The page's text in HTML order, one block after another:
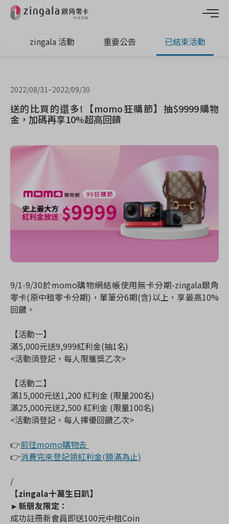
zingala 活動 重要公告 已結束活動
2022/08/31 ~2022/09/30
送的比買的還多!【momo狂購節】抽$9999購物
金，加碼再享10%超高回饋
9/1-9/30於momo購物網結帳使用無卡分期-zingala銀角
零卡(原中租零卡分期)，單筆分6期(含)以上，享最高10%
回饋。
【活動一】
滿5,000元送9,999紅利金(抽1名)
<活動須登記，每人限獲獎乙次>
【活動二】
滿15,000元送1,200 紅利金 (限量200名)
滿25,000元送2,500 紅利金 (限量100名)
<活動須登記，每人擇優回饋乙次>
👉前往momo購物去
👉消費完來登記領紅利金(額滿為止)
/
【zingala十萬生日趴】
►新朋友限定：
成功註冊新會員即送100元中租Coin